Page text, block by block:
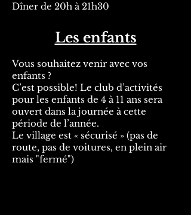
Dîner de 20h à 21h30
Les enfants
Vous souhaitez venir avec vos
enfants ?
C’est possible! Le club d’activités
pour les enfants de 4 à 11 ans sera
ouvert dans la journée à cette
période de l’année.
Le village est « sécurisé » (pas de
route, pas de voitures, en plein air
mais "fermé")